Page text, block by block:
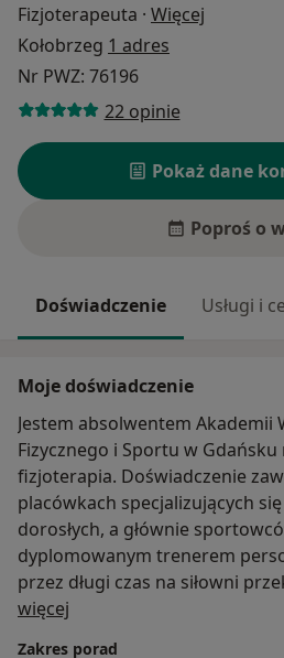
Fizjoterapeuta · Więcej
Kołobrzeg 1 adres
Nr PWZ: 76196
22 opinie
Pokaż dane
Poproś o
Doświadczenie Usługi i
Moje doświadczenie
Jestem absolwentem Akademii
Fizycznego i Sportu w
fizjoterapia. Doświadczenie
placówkach specjalizujących
dorosłych, a głównie
dyplomowanym trenerem
przez długi czas na siłowni
swoją pasją do sportu,
więcej
Zakres porad